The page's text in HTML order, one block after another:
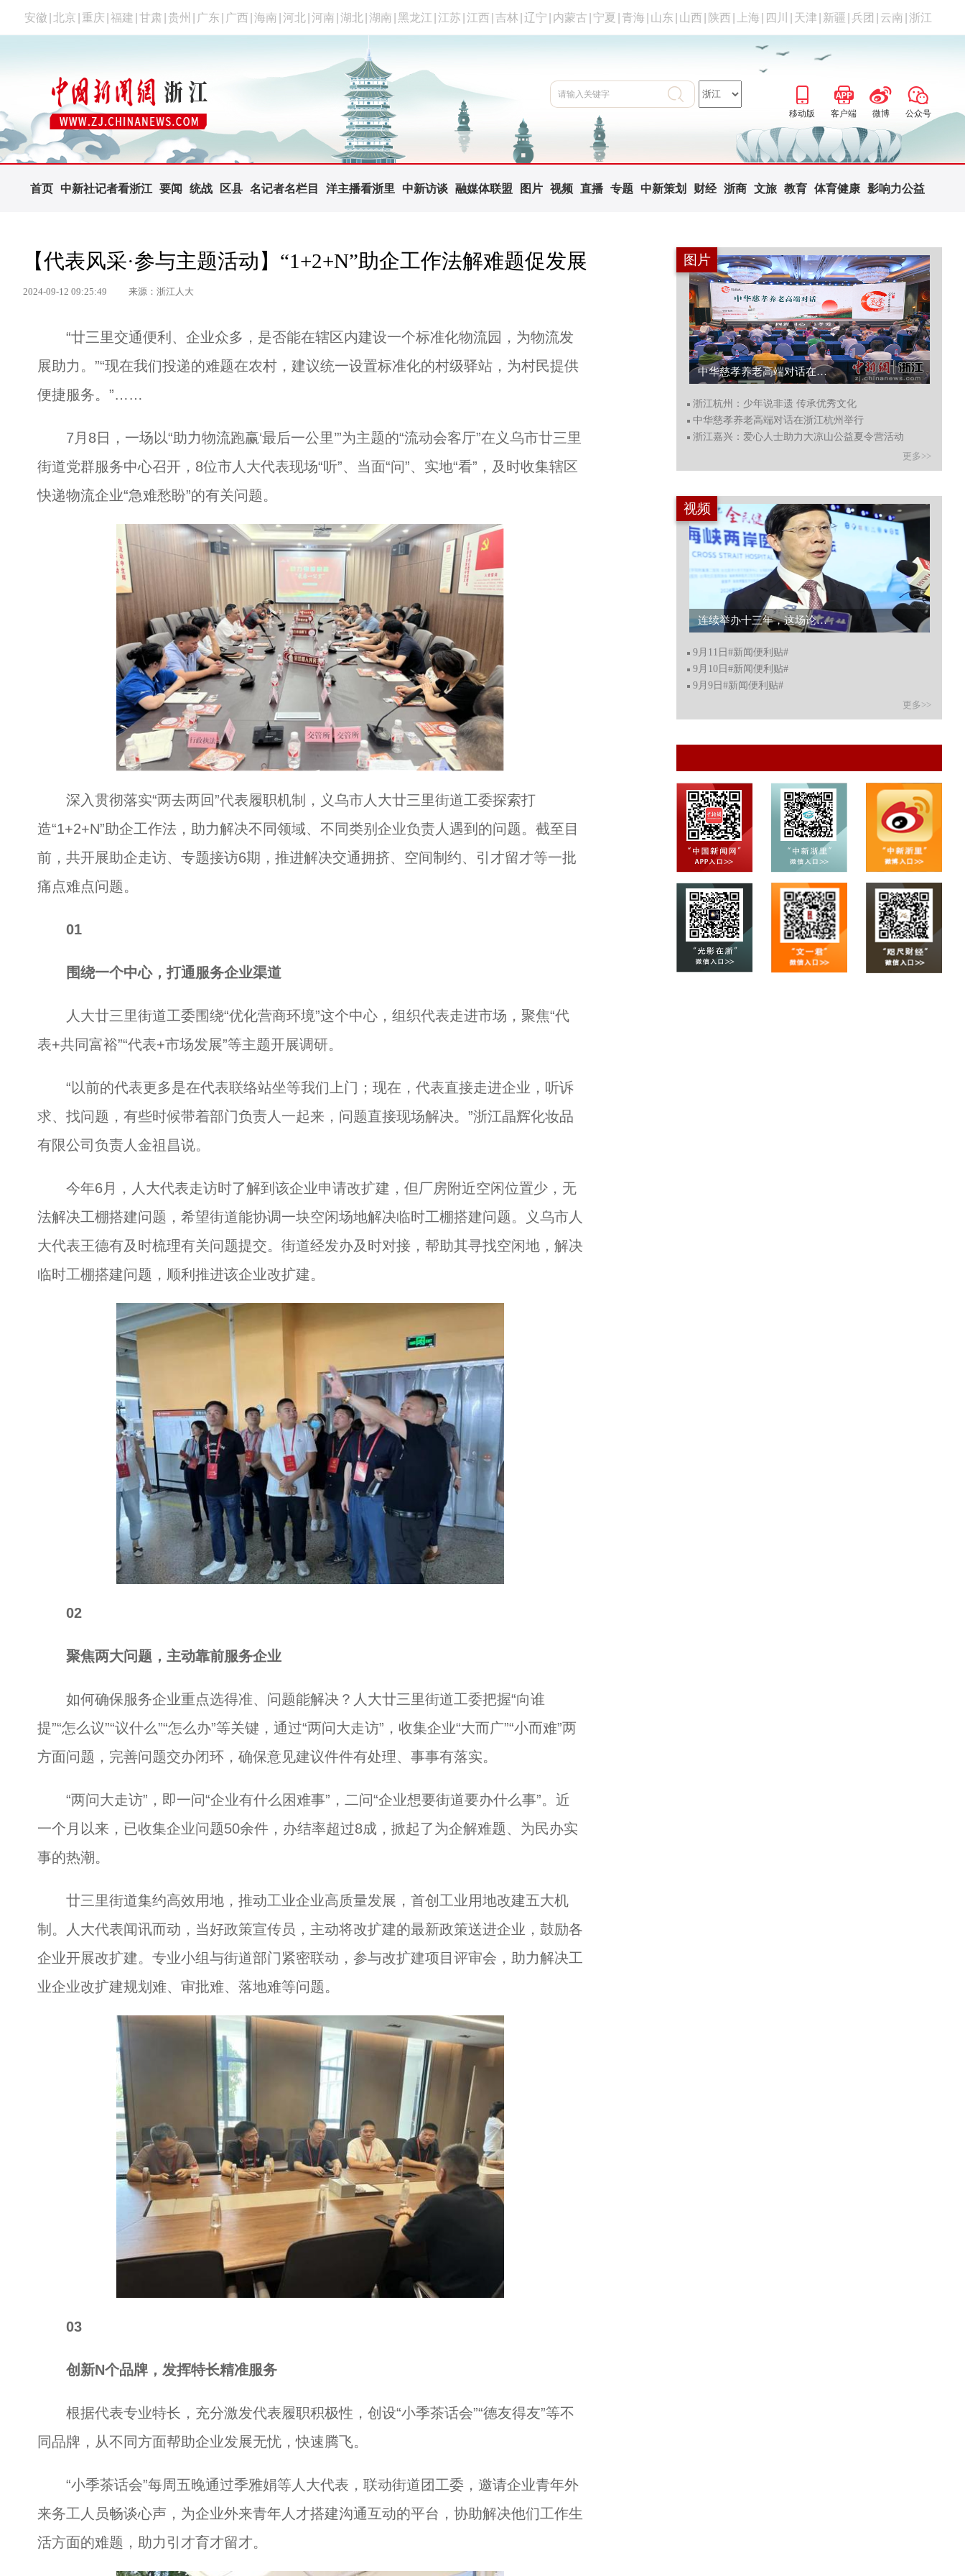
安徽 北京 重庆 福建 甘肃 贵州 广东 广西 海南 河北 河南 湖北 湖南 黑龙江 江苏 江西 吉林 辽宁 内蒙古 宁夏 青海 山东 山西 陕西 上海 四川 天津 新疆 兵团 云南 浙江
移动版 客户端 微博 公众号
首页 中新社记者看浙江 要闻 统战 区县 名记者名栏目 洋主播看浙里 中新访谈 融媒体联盟 图片 视频 直播 专题 中新策划 财经 浙商 文旅 教育 体育健康 影响力公益
【代表风采·参与主题活动】“1+2+N”助企工作法解难题促发展
2024-09-12 09:25:49 来源：浙江人大
“廿三里交通便利、企业众多，是否能在辖区内建设一个标准化物流园，为物流发
展助力。”“现在我们投递的难题在农村，建议统一设置标准化的村级驿站，为村民提供
便捷服务。”……
7月8日，一场以“助力物流跑赢‘最后一公里’”为主题的“流动会客厅”在义乌市廿三里
街道党群服务中心召开，8位市人大代表现场“听”、当面“问”、实地“看”，及时收集辖区
快递物流企业“急难愁盼”的有关问题。
深入贯彻落实“两去两回”代表履职机制，义乌市人大廿三里街道工委探索打
造“1+2+N”助企工作法，助力解决不同领域、不同类别企业负责人遇到的问题。截至目
前，共开展助企走访、专题接访6期，推进解决交通拥挤、空间制约、引才留才等一批
痛点难点问题。
01
围绕一个中心，打通服务企业渠道
人大廿三里街道工委围绕“优化营商环境”这个中心，组织代表走进市场，聚焦“代
表+共同富裕”“代表+市场发展”等主题开展调研。
“以前的代表更多是在代表联络站坐等我们上门；现在，代表直接走进企业，听诉
求、找问题，有些时候带着部门负责人一起来，问题直接现场解决。”浙江晶辉化妆品
有限公司负责人金祖昌说。
今年6月，人大代表走访时了解到该企业申请改扩建，但厂房附近空闲位置少，无
法解决工棚搭建问题，希望街道能协调一块空闲场地解决临时工棚搭建问题。义乌市人
大代表王德有及时梳理有关问题提交。街道经发办及时对接，帮助其寻找空闲地，解决
临时工棚搭建问题，顺利推进该企业改扩建。
02
聚焦两大问题，主动靠前服务企业
如何确保服务企业重点选得准、问题能解决？人大廿三里街道工委把握“向谁
提”“怎么议”“议什么”“怎么办”等关键，通过“两问大走访”，收集企业“大而广”“小而难”两
方面问题，完善问题交办闭环，确保意见建议件件有处理、事事有落实。
“两问大走访”，即一问“企业有什么困难事”，二问“企业想要街道要办什么事”。近
一个月以来，已收集企业问题50余件，办结率超过8成，掀起了为企解难题、为民办实
事的热潮。
廿三里街道集约高效用地，推动工业企业高质量发展，首创工业用地改建五大机
制。人大代表闻讯而动，当好政策宣传员，主动将改扩建的最新政策送进企业，鼓励各
企业开展改扩建。专业小组与街道部门紧密联动，参与改扩建项目评审会，助力解决工
业企业改扩建规划难、审批难、落地难等问题。
03
创新N个品牌，发挥特长精准服务
根据代表专业特长，充分激发代表履职积极性，创设“小季茶话会”“德友得友”等不
同品牌，从不同方面帮助企业发展无忧，快速腾飞。
“小季茶话会”每周五晚通过季雅娟等人大代表，联动街道团工委，邀请企业青年外
来务工人员畅谈心声，为企业外来青年人才搭建沟通互动的平台，协助解决他们工作生
活方面的难题，助力引才育才留才。
图片
浙江杭州：少年说非遗 传承优秀文化...
浙江杭州：少年说非遗 传承优秀文化
中华慈孝养老高端对话在浙江杭州举行
浙江嘉兴：爱心人士助力大凉山公益夏令营活动
更多>>
视频
洋主播说节气 ：白露晨起秋风凉，抓只乌鸡尝一尝...
9月11日#新闻便利贴#
9月10日#新闻便利贴#
9月9日#新闻便利贴#
更多>>